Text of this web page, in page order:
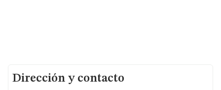
Dirección y contacto